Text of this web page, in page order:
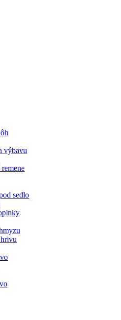
výbavu
sedlo